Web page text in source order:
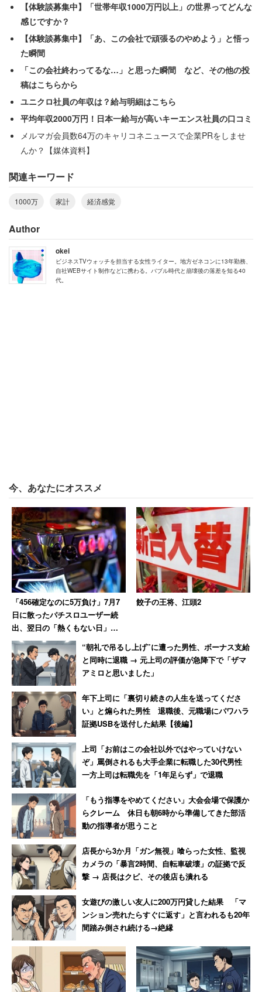
意外とつらい年収1000万円世帯
これに対して、さっそく「一番損するゾーンなんです。
学校関係の補助金も出ないし」など、不満の声が相次い
生活状況として「首都圏住みで子ども2人、マイホームと
車のローンで生活はカツカツ」といった内容も多かった。
つまり、結婚して都会で家と車と子どもを持つには、世帯
年収900～1000万円は必要、というある種の現実も見え
る。それで1000万円前後ではキツイと感じている人は多
く、「全然ラクじゃない」「生活は質素」「スーパーでも
値下げ商品ばかり買ってる」といった声が散見された。
実際、日本の税制では年収が増えるごとに所得税の控除額
は減り、年収1000万円超えでも社会保険料を引くと手取
りは700万円台になってしまう。自治体によって異なる
が、子ども医療費の助成に親の所得制限を設けている地域
も多い。頑張って働いた結果なのに助け船なしとはあまり
の仕打ち……と恨めしい気持ちになるのもわかる気がす
る。
「世帯年収1000万円なんてごく一般的だよ」
という感覚
なお、スレッドには年収1000万円を「富裕層」と見るコ
メントもあったが、当事者たちはそれを「全然富裕層じゃ
ないよ」と一蹴する。
「世帯年収1000万なんてごく一般的だよ」
「むしろ正社員共働きなら少ない方に入る可能性す
らないかい？夫650万、私非常勤350万 普通の生活だ
よ」
といった声もあった。
【体験談募集中】「世帯年収1000万円以上」の世界ってどんな
感じですか？
【体験談募集中】「あ、この会社で頑張るのやめよう」と悟っ
た瞬間
「この会社終わってるな…」と思った瞬間 など、その他の投
稿はこちらから
ユニクロ社員の年収は？給与明細はこちら
平均年収2000万円！日本一給与が高いキーエンス社員の口コミ
メルマガ会員数64万のキャリコネニュースで企業PRをしませ
んか？【媒体資料】
関連キーワード
1000万 家計 経済感覚
Author
okei
ビジネスTVウォッチを担当する女性ライター。地方ゼネコンに13年勤務、
自社WEBサイト制作などに携わる。バブル時代と崩壊後の落差を知る40
代。
今、あなたにオススメ
「456確定なのに5万負け」7月7
日に散ったパチスロユーザー続
出、翌日の「熱くもない日」に
10万負けた猛者も
餃子の王将、江頭2
“朝礼で吊るし上げ”に遭った男性、ボーナス支給
と同時に退職 → 元上司の評価が急降下で「ザマ
アミロと思いました」
年下上司に「裏切り続きの人生を送ってくださ
い」と煽られた男性 退職後、元職場にパワハラ
証拠USBを送付した結果【後編】
上司「お前はこの会社以外ではやっていけない
ぞ」罵倒されるも大手企業に転職した30代男性
一方上司は転職先を「1年足らず」で退職
「もう指導をやめてください」大会会場で保護か
らクレーム 休日も朝6時から準備してきた部活
動の指導者が思うこと
店長から3か月「ガン無視」喰らった女性、監視
カメラの「暴言2時間、自転車破壊」の証拠で反
撃 → 店長はクビ、その後店も潰れる
女遊びの激しい友人に200万円貸した結果 「マ
ンション売れたらすぐに返す」と言われるも20年
間踏み倒され続ける→絶縁